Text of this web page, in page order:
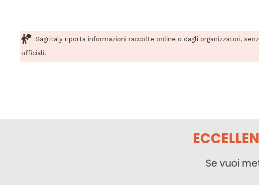
Sagritaly riporta informazioni raccolte online o dagli organizzatori,
ufficiali.
Se vuoi